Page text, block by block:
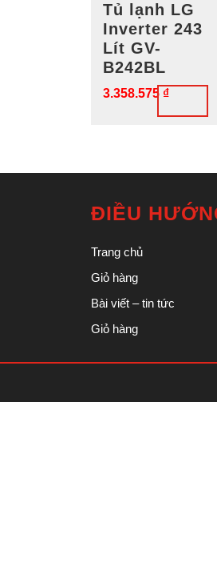
Tủ lạnh LG
Inverter 243
Lít GV-
B242BL
3.358.575 ₫
ĐIỀU
Trang chủ
Giỏ hàng
Bài viết – tin tức
Giỏ hàng